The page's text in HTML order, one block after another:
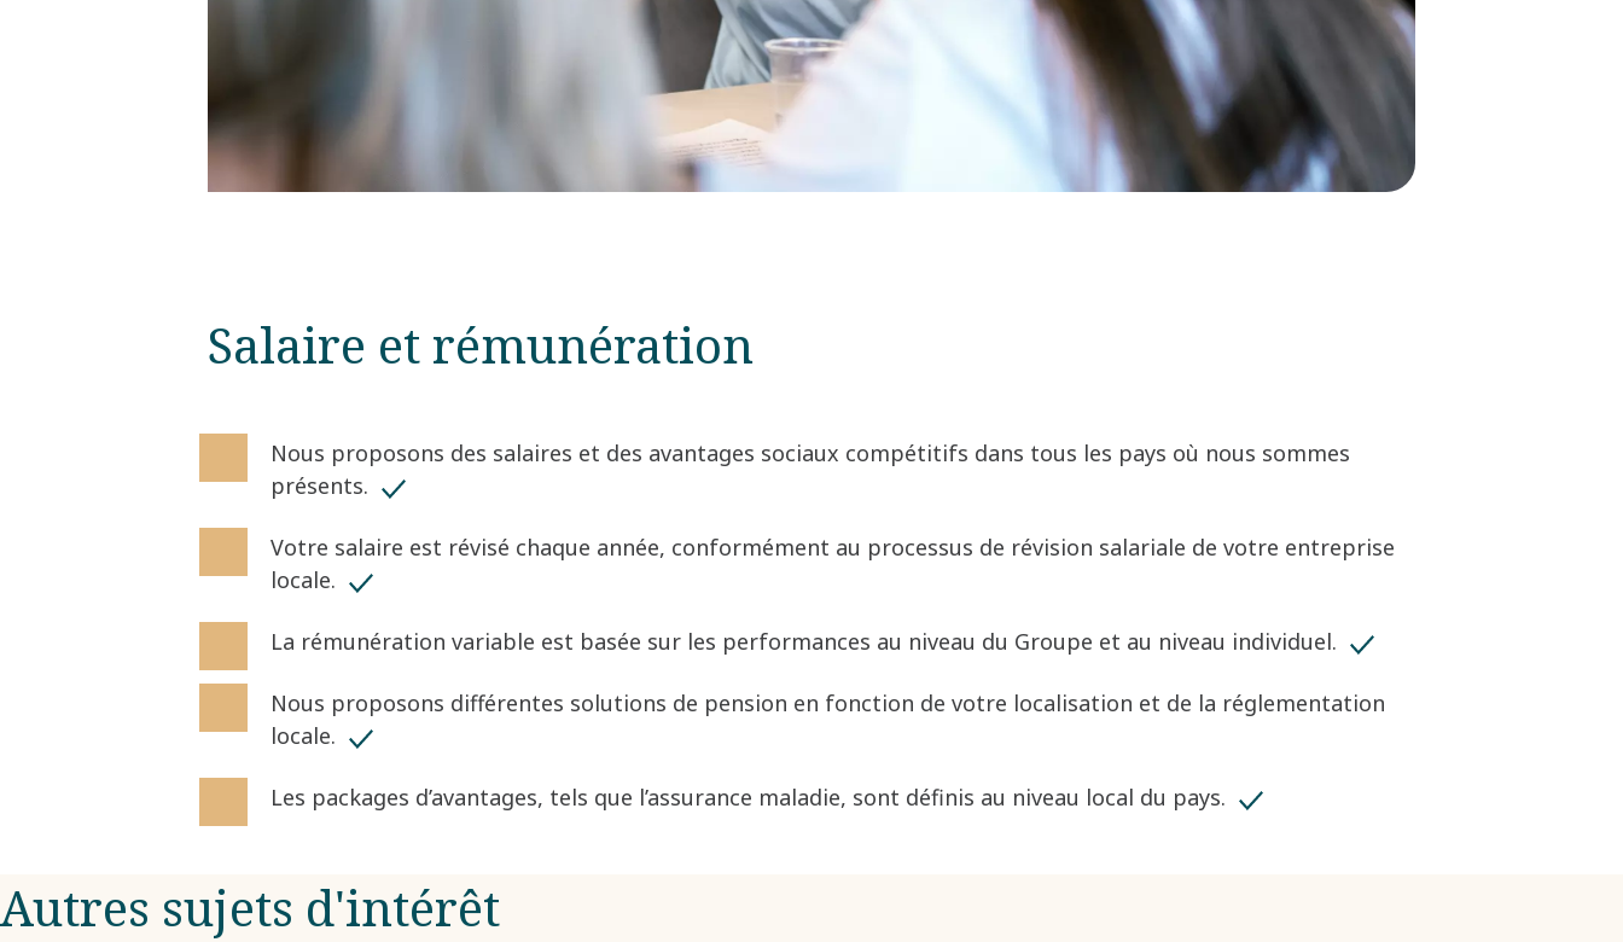
Salaire et rémunération
Nous proposons des salaires et des avantages sociaux compétitifs dans tous les pays où nous sommes
présents. ​
​Votre salaire est révisé chaque année, conformément au processus de révision salariale de votre entreprise
locale. ​
​La rémunération variable est basée sur les performances au niveau du Groupe et au niveau individuel. ​
​Nous proposons différentes solutions de pension en fonction de votre localisation et de la réglementation
locale.
Les packages d’avantages, tels que l’assurance maladie, sont définis au niveau local du pays. ​
Autres sujets d'intérêt